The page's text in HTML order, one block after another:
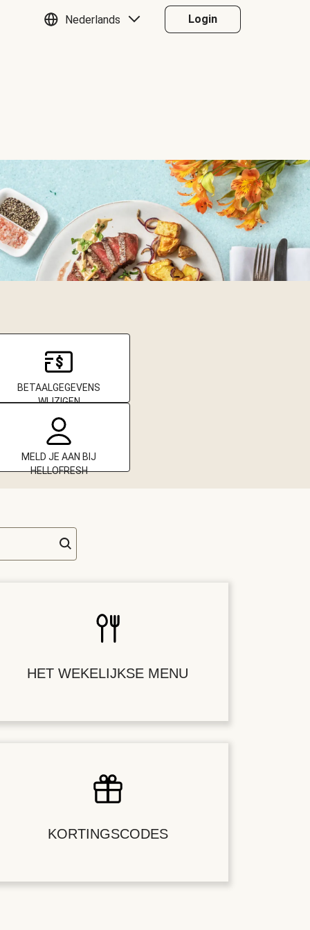
Nederlands Login
BETAALGEGEVENS
WIJZIGEN
MELD JE AAN BIJ
HELLOFRESH
HET WEKELIJKSE MENU
KORTINGSCODES